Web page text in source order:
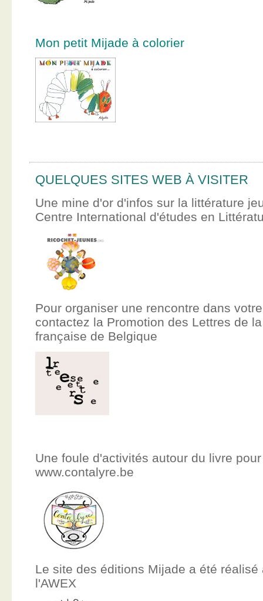
Mon petit Mijade à colorier
QUELQUES SITES WEB À VISITER
Une mine d'or d'infos sur la littérature
Centre International d'études en
Pour organiser une rencontre dans
contactez la Promotion des Lettres de
française de Belgique
Une foule d'activités autour du livre
www.contalyre.be
Le site des éditions Mijade a été réalisé
l'AWEX